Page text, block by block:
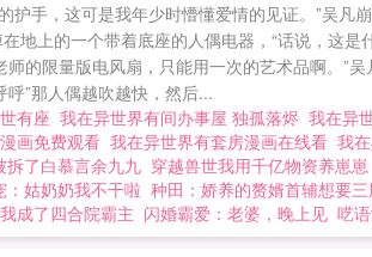
手，这可是我年少时懵懂爱情的见证。”吴
地上的一个带着底座的人偶电器，“话说，这
的限量版电风扇，只能用一次的艺术品啊。”
呼”那人偶越吹越快，然后...
有座 我在异世界有间办事屋 独孤落烬 我在异
画免费观看 我在异世界有套房漫画在线看 我
拆了白慕言余九九 穿越兽世我用千亿物资养崽崽
：姑奶奶我不干啦 种田：娇养的赘婿首辅想要三
成了四合院霸主 闪婚霸爱：老婆，晚上见 呓